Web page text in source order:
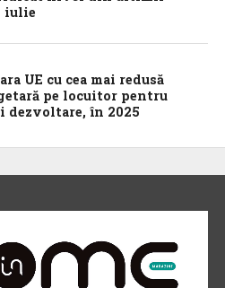
iulie
UE cu cea mai redusă
pe locuitor pentru
dezvoltare, în 2025